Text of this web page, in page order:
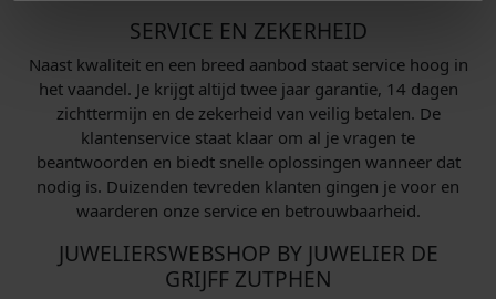
SERVICE EN ZEKERHEID
Naast kwaliteit en een breed aanbod staat service hoog in
het vaandel. Je krijgt altijd twee jaar garantie, 14 dagen
zichttermijn en de zekerheid van veilig betalen. De
klantenservice staat klaar om al je vragen te
beantwoorden en biedt snelle oplossingen wanneer dat
nodig is. Duizenden tevreden klanten gingen je voor en
waarderen onze service en betrouwbaarheid.
JUWELIERSWEBSHOP BY JUWELIER DE
GRIJFF ZUTPHEN